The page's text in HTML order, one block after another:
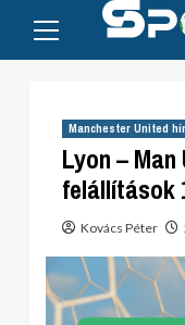
content
Menu
Manchester United
Lyon –
felállítások
Kovács Péter